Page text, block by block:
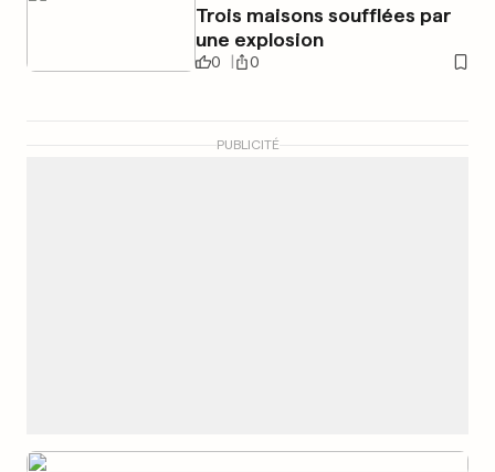
Trois maisons soufflées par
une explosion
0 0
PUBLICITÉ